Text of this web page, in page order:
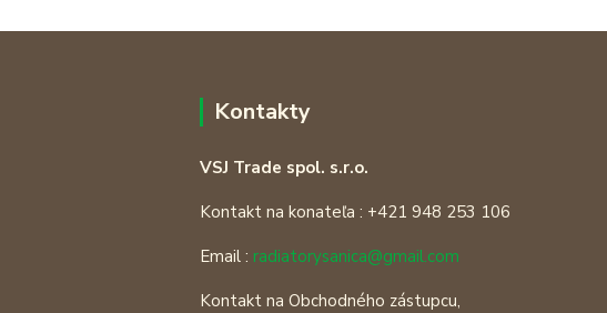
Kontakty
VSJ Trade spol. s.r.o.
Kontakt na konateľa : +421 948 253 106
Email : radiatorysanica@gmail.com
Kontakt na Obchodného zástupcu,